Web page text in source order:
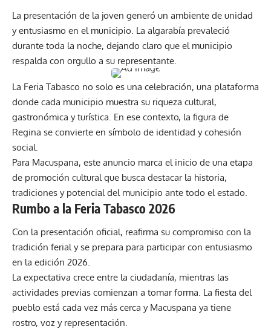
La presentación de la joven generó un ambiente de unidad
y entusiasmo en el municipio. La algarabía prevaleció
durante toda la noche, dejando claro que el municipio
respalda con orgullo a su representante.
La Feria Tabasco no solo es una celebración, una plataforma
donde cada municipio muestra su riqueza cultural,
gastronómica y turística. En ese contexto, la figura de
Regina se convierte en símbolo de identidad y cohesión
social.
Para Macuspana, este anuncio marca el inicio de una etapa
de promoción cultural que busca destacar la historia,
tradiciones y potencial del municipio ante todo el estado.
Rumbo a la Feria Tabasco 2026
Con la presentación oficial, reafirma su compromiso con la
tradición ferial y se prepara para participar con entusiasmo
en la edición 2026.
La expectativa crece entre la ciudadanía, mientras las
actividades previas comienzan a tomar forma. La fiesta del
pueblo está cada vez más cerca y Macuspana ya tiene
rostro, voz y representación.